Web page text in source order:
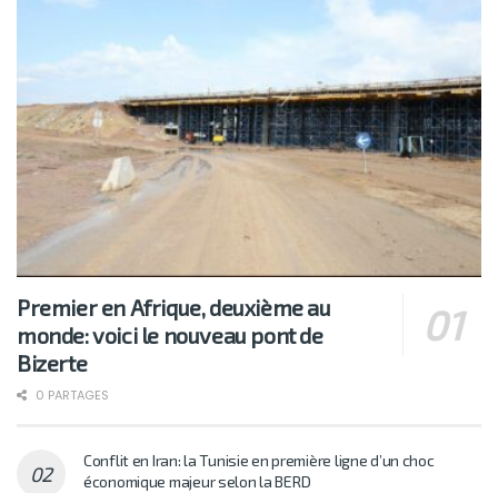
Premier en Afrique, deuxième au
monde: voici le nouveau pont de
Bizerte
0 PARTAGES
Conflit en Iran: la Tunisie en première ligne d’un choc
économique majeur selon la BERD